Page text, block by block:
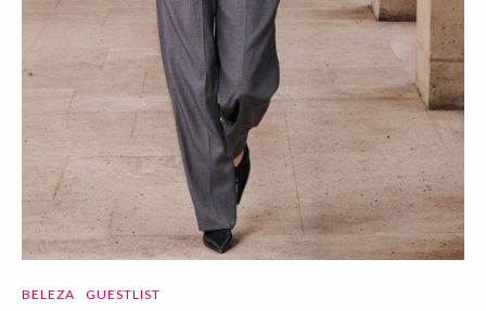
BELEZA GUESTLIST